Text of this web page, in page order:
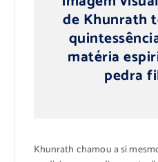
de Khunrath
matéria
pedra
Khunrath chamou a si